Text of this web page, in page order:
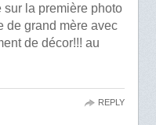
sur la première photo
de grand mère avec
de décor!!! au
REPLY